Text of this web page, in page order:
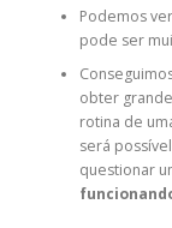
Podemos
pode ser
obter
rotina de
será
questionar